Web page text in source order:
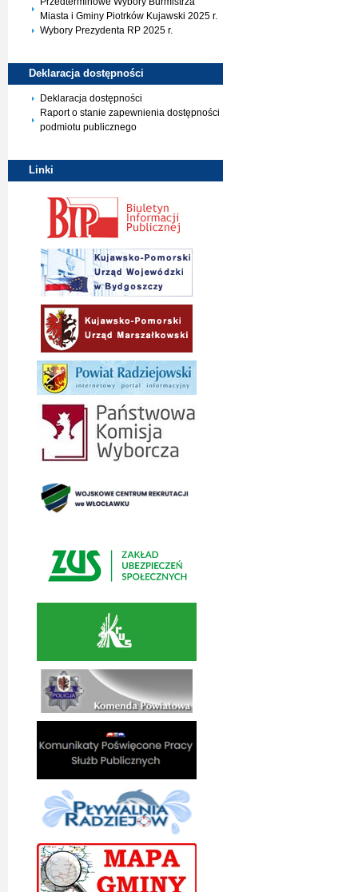
Miasta i Gminy Piotrków Kujawski 2025 r.
Wybory Prezydenta RP 2025 r.
Deklaracja dostępności
Deklaracja dostępności
Raport o stanie zapewnienia dostępności
podmiotu publicznego
Linki